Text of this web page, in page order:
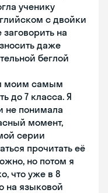
ученику
с двойки
на
даже
беглой
моим самым
до 7 класса. Я
не понимала
момент,
серии
прочитать её
но потом я
что уже в 8
на языковой